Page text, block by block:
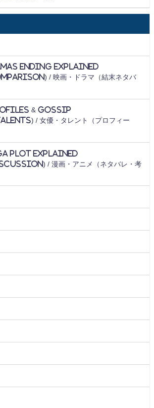
Ending Explained
/ 映画・ドラマ（結末ネタバ
& Gossip
/ 女優・タレント（プロフィー
Plot Explained
/ 漫画・アニメ（ネタバレ・考